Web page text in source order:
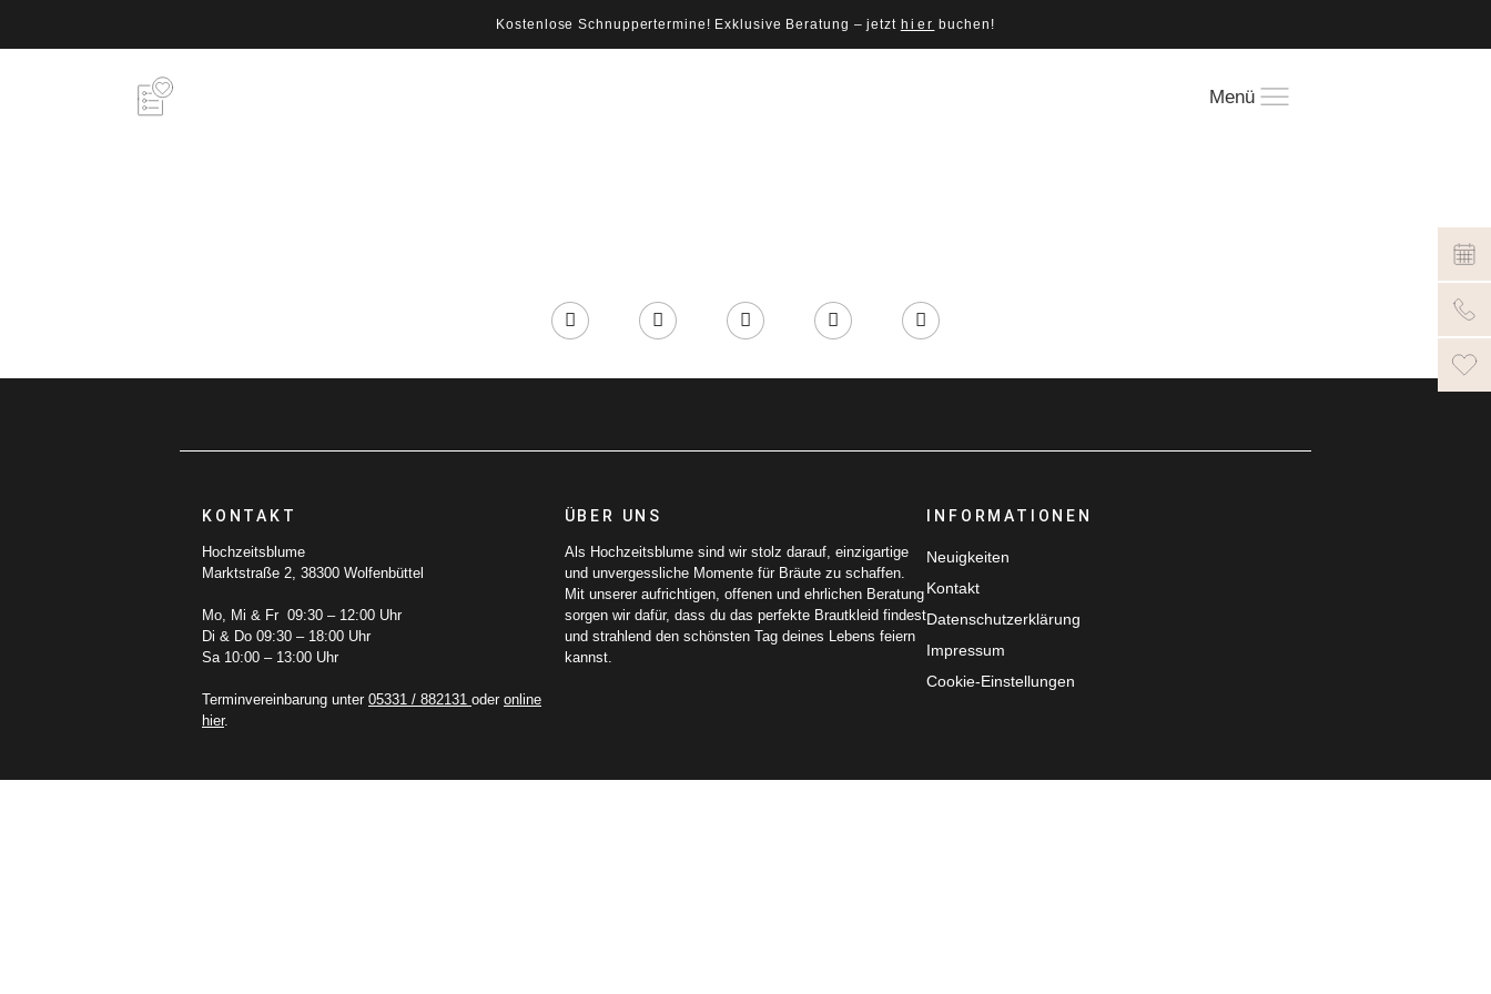
Kostenlose Schnuppertermine! Exklusive Beratung – jetzt hier buchen!
Menü
KONTAKT
Hochzeitsblume
Marktstraße 2, 38300 Wolfenbüttel
Mo, Mi & Fr 09:30 – 12:00 Uhr
Di & Do 09:30 – 18:00 Uhr
Sa 10:00 – 13:00 Uhr
Terminvereinbarung unter 05331 / 882131 oder online
hier.
ÜBER UNS
Als Hochzeitsblume sind wir stolz darauf, einzigartige
und unvergessliche Momente für Bräute zu schaffen.
Mit unserer aufrichtigen, offenen und ehrlichen Beratung
sorgen wir dafür, dass du das perfekte Brautkleid findest
und strahlend den schönsten Tag deines Lebens feiern
kannst.
INFORMATIONEN
Neuigkeiten
Kontakt
Datenschutzerklärung
Impressum
Cookie-Einstellungen